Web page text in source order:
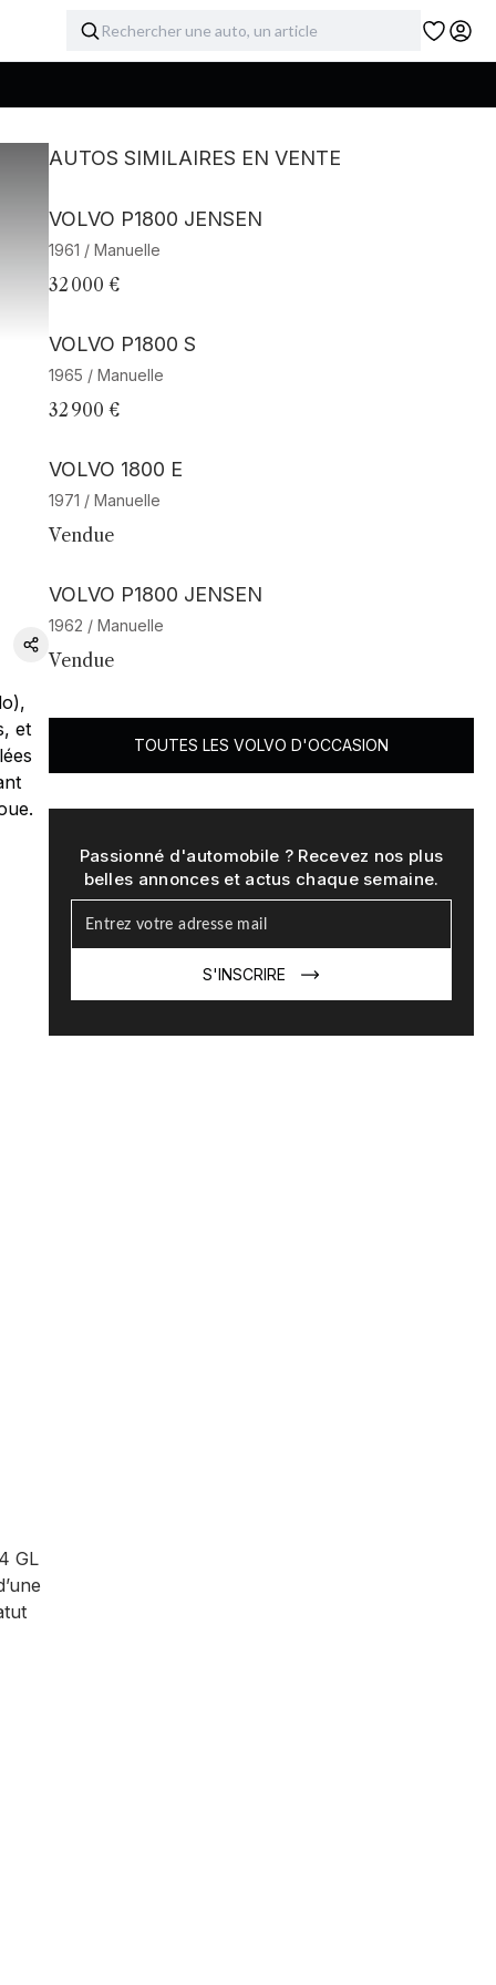
et
GL
AUTOS SIMILAIRES EN VENTE
VOLVO P1800 JENSEN
1961 / Manuelle
32 000 €
VOLVO P1800 S
1965 / Manuelle
32 900 €
VOLVO 1800 E
1971 / Manuelle
Vendue
VOLVO P1800 JENSEN
1962 / Manuelle
Vendue
TOUTES LES VOLVO D'OCCASION
Passionné d'automobile ? Recevez nos plus
belles annonces et actus chaque semaine.
S'INSCRIRE